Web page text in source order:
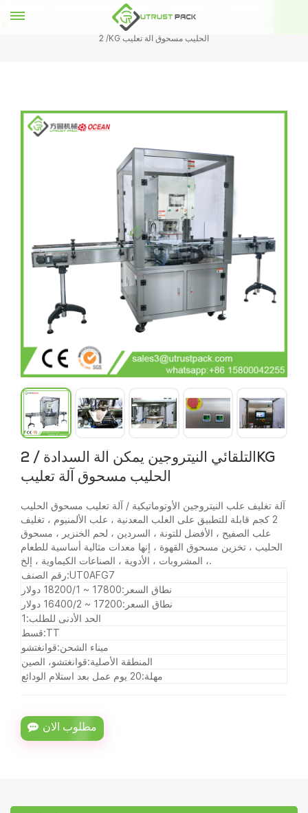
التلقائي فراغ النيتروجين ملء وختم آلة
/ 2KG الحليب مسحوق آلة تعليب
التلقائي النيتروجين يمكن آلة السدادة / 2KG
الحليب مسحوق آلة تعليب
آلة تغليف علب النيتروجين الأوتوماتيكية / آلة تعليب مسحوق الحليب
2 كجم قابلة للتطبيق على العلب المعدنية ، علب الألمنيوم ، تغليف
علب الصفيح ، الأفضل للتونة ، السردين ، لحم الخنزير ، مسحوق
الحليب ، تخزين مسحوق القهوة ، إنها معدات مثالية أساسية للطعام
، المشروبات ، الأدوية ، الصناعات الكيماوية ، إلخ.
رقم الصنف:UT0AFG7
نطاق السعر:17800 ~ 18200/1 دولار
نطاق السعر:17200 ~ 16400/2 دولار
الحد الأدنى للطلب:1
قسط:TT
ميناء الشحن:قوانغتشو
المنطقة الأصلية:قوانغتشو، الصين
مهلة:20 يوم عمل بعد استلام الودائع
مطلوب الان